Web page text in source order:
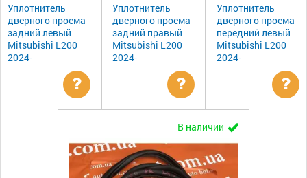
Уплотнитель
дверного проема
задний левый
Mitsubishi L200
2024-
Уточнить
Уплотнитель
дверного проема
задний правый
Mitsubishi L200
2024-
Уточнить
цену
Уплотнитель
дверного проема
передний левый
Mitsubishi L200
2024-
В наличии